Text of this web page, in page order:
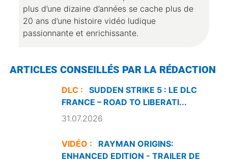
plus d’une dizaine d’années se cache plus de
20 ans d’une histoire vidéo ludique
passionnante et enrichissante.
ARTICLES CONSEILLÉS PAR LA RÉDACTION
DLC :
SUDDEN STRIKE 5 : LE DLC
FRANCE – ROAD TO LIBERATI...
31.07.2026
VIDÉO :
RAYMAN ORIGINS:
ENHANCED EDITION - TRAILER DE